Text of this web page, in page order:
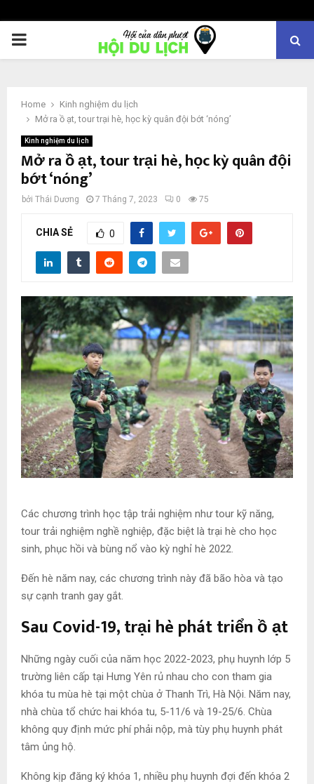
PRIMARY
Home
Kinh nghiệm du lịch
Mở ra ồ ạt, tour trại hè, học kỳ quân đội bớt ‘nóng’
Kinh nghiệm du lịch
Mở ra ồ ạt, tour trại hè, học kỳ quân đội
bớt ‘nóng’
bởi Thái Dương 7 Tháng 7, 2023 0 75
CHIA SẺ 0
Các chương trình học tập trải nghiệm như tour kỹ năng,
tour trải nghiệm nghề nghiệp, đặc biệt là trại hè cho học
sinh, phục hồi và bùng nổ vào kỳ nghỉ hè 2022.
Đến hè năm nay, các chương trình này đã bão hòa và tạo
sự cạnh tranh gay gắt.
Sau Covid-19, trại hè phát triển ồ ạt
Những ngày cuối của năm học 2022-2023, phụ huynh lớp 5
trường liên cấp tại Hưng Yên rủ nhau cho con tham gia
khóa tu mùa hè tại một chùa ở Thanh Trì, Hà Nội. Năm nay,
nhà chùa tổ chức hai khóa tu, 5-11/6 và 19-25/6. Chùa
không quy định mức phí phải nộp, mà tùy phụ huynh phát
tâm ủng hộ.
Không kịp đăng ký khóa 1, nhiều phụ huynh đợi đến khóa 2